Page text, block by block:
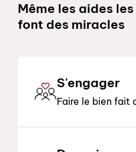
Même les aides
font des miracles
S'engager
Faire le bien fait